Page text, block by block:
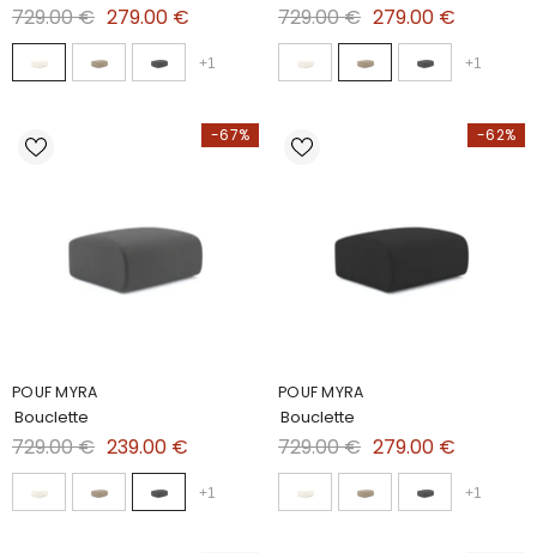
729.00 € 279.00 €
+1
729.00 € 279.00 €
+1
-67%
POUF MYRA
Bouclette
729.00 € 239.00 €
+1
-62%
POUF MYRA
Bouclette
729.00 € 279.00 €
+1